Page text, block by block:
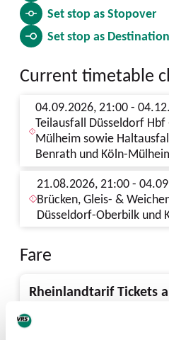
Set stop asStopover
Set stop as Destination
Current timetable
04.09.2026, 21:00 - 04.12.2026, 21:00,
Teilausfall Düsseldorf
Mülheim sowie
Benrath und Köln-
21.08.2026, 21:00 - 04.09.2026, 21:00,
Brücken, Gleis- &
Düsseldorf-Oberbilk und
Fare
Rheinlandtarif Tickets